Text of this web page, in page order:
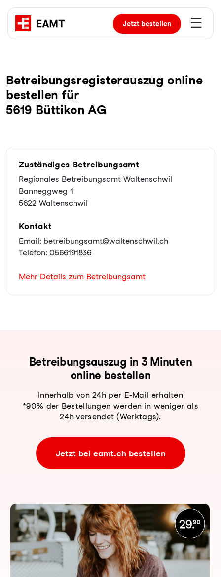
Jetztbestellen
Be­trei­bungs­re­gis­ter­aus­zug online
bestellen für
5619 Büttikon AG
Zuständiges Betreibungsamt
Regionales Betreibungsamt Waltenschwil
Banneggweg 1
5622 Waltenschwil
Kontakt
Email: betreibungsamt@waltenschwil.ch
Telefon: 0566191836
Mehr Details zum Betreibungsamt
Be­trei­bungs­aus­zug in 3 Minuten
online bestellen
Innerhalb von 24h per E-Mail erhalten
*90% der Bestellungen werden in weniger als
24h versendet (Werktags).
Jetzt bei eamt.ch bestellen